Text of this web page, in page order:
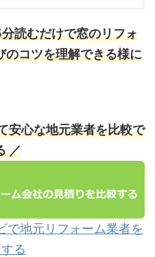
読むだけで窓のリフォ
のコツを理解できる様に
安心な地元業者を比較で
／
で地元リフォーム業者を
る